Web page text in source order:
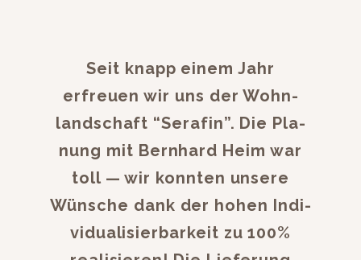
Seit knapp einem Jahr
erfreuen wir uns der Wohn­
land­schaft “Ser­afin”. Die Pla­
nung mit Bern­hard Heim war
toll — wir kon­nten unsere
Wün­sche dank der hohen Indi­
vid­u­al­isier­barkeit zu 100%